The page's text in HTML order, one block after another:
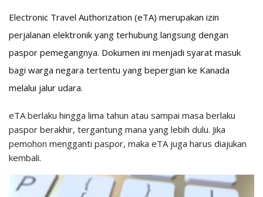
Electronic Travel Authorization (eTA) merupakan izin
perjalanan elektronik yang terhubung langsung dengan
paspor pemegangnya. Dokumen ini menjadi syarat masuk
bagi warga negara tertentu yang bepergian ke Kanada
melalui jalur udara.
eTA berlaku hingga lima tahun atau sampai masa berlaku
paspor berakhir, tergantung mana yang lebih dulu. Jika
pemohon mengganti paspor, maka eTA juga harus diajukan
kembali.